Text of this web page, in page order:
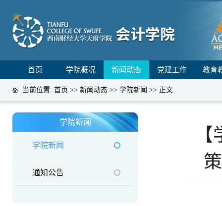
首页 学院概况 新闻动态 党建工作 教育
当前位置: 首页 >> 新闻动态 >> 学院新闻 >> 正文
学院新闻
学院新闻
通知公告